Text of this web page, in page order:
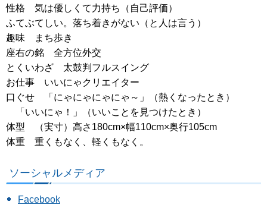
性格 気は優しくて力持ち（自己評価）
ふてぶてしい。落ち着きがない（と人は言う）
趣味 まち歩き
座右の銘 全方位外交
とくいわざ 太鼓判フルスイング
お仕事 いいにゃクリエイター
口ぐせ 「にゃにゃにゃにゃ～」（熱くなったとき）
「いいにゃ！」（いいことを見つけたとき）
体型 （実寸）高さ180cm×幅110cm×奥行105cm
体重 重くもなく、軽くもなく。
ソーシャルメディア
Facebook